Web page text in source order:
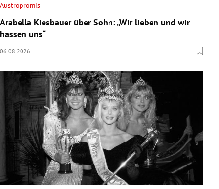
Austropromis
Arabella Kiesbauer über Sohn: „Wir lieben und wir
hassen uns“
06.08.2026